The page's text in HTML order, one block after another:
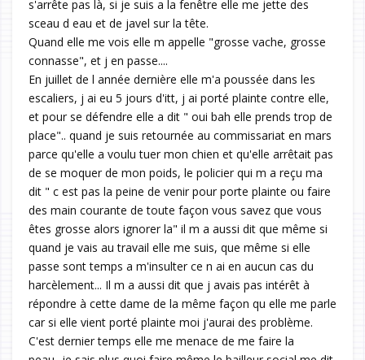
s'arrête pas là, si je suis a la fenêtre elle me jette des
sceau d eau et de javel sur la tête.
Quand elle me vois elle m appelle "grosse vache, grosse
connasse", et j en passe....
En juillet de l année dernière elle m'a poussée dans les
escaliers, j ai eu 5 jours d'itt, j ai porté plainte contre elle,
et pour se défendre elle a dit " oui bah elle prends trop de
place".. quand je suis retournée au commissariat en mars
parce qu'elle a voulu tuer mon chien et qu'elle arrêtait pas
de se moquer de mon poids, le policier qui m a reçu ma
dit " c est pas la peine de venir pour porte plainte ou faire
des main courante de toute façon vous savez que vous
êtes grosse alors ignorer la" il m a aussi dit que même si
quand je vais au travail elle me suis, que même si elle
passe sont temps a m'insulter ce n ai en aucun cas du
harcèlement... Il m a aussi dit que j avais pas intérêt à
répondre à cette dame de la même façon qu elle me parle
car si elle vient porté plainte moi j'aurai des problème.
C'est dernier temps elle me menace de me faire la